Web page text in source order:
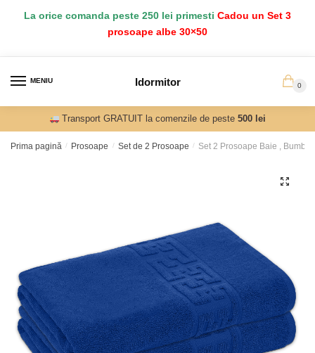
La orice comanda peste 250 lei primesti Cadou un Set 3
prosoape albe 30×50
MENIU Idormitor 0
Transport GRATUIT la comenzile de peste500 lei
Prima pagină / Prosoape / Set de 2 Prosoape / Set 2 Prosoape Baie ,